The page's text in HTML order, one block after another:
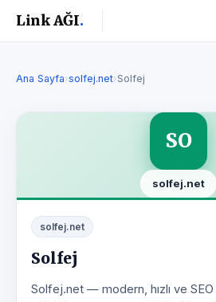
Link AĞI.
Ana Sayfa›solfej.net›Solfej
SO
solfej.net
solfej.net
Solfej
Solfej.net — modern, hızlı ve